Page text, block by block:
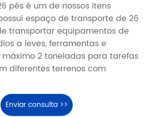
26 pés é um de nossos itens
espaço de transporte de 26
transportar equipamentos de
a leves, ferramentas e
2 toneladas para tarefas
diferentes terrenos com
Enviar consulta >>